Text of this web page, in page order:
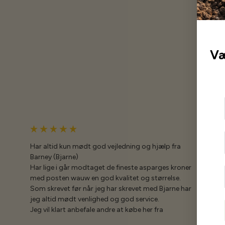
Har altid kun mødt god vejledning og hjælp fra
Barney (Bjarne)
Har lige i går modtaget de fineste asparges kroner
med posten wauw en god kvalitet og størrelse.
Som skrevet før når jeg har skrevet med Bjarne har
jeg altid mødt venlighed og god service.
Jeg vil klart anbefale andre at købe her fra